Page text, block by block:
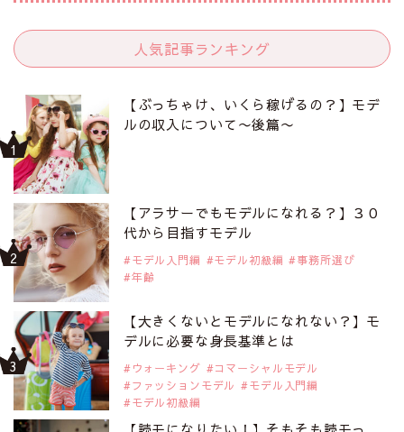
人気記事ランキング
【ぶっちゃけ、いくら稼げるの？】モデ
ルの収入について〜後篇〜
【アラサーでもモデルになれる？】３０
代から目指すモデル
モデル入門編 モデル初級編
事務所選び
年齢
【大きくないとモデルになれない？】モ
デルに必要な身長基準とは
ウォーキング
コマーシャルモデル
ファッションモデル
モデル入門編
モデル初級編